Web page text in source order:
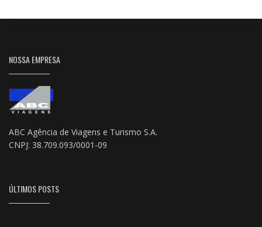
NOSSA EMPRESA
ABC Agência de Viagens e Turismo S.A.
CNPJ: 38.709.093/0001-09
ÚLTIMOS POSTS